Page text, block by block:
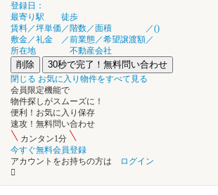
登録日：
最寄り駅
徒歩
賃料／坪単価 ／ 階数／面積 ／()
敷金／礼金
／前業態／希望譲渡額／
所在地
不動産会社
削除 30秒で完了！無料問い合わせ
閉じる お気に入り物件をすべて見る
会員限定機能で
物件探しがスムーズに ！
便利！ お気に入り保存
速攻！ 無料問い合わせ
カンタン1分
今すぐ無料会員登録
アカウントをお持ちの方は
ログイン